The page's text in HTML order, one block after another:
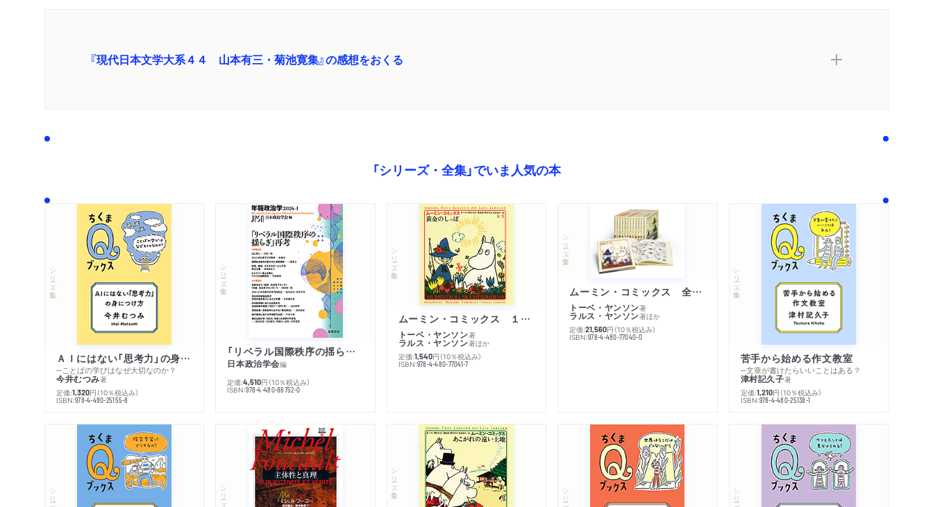
『現代日本文学大系４４ 山本有三・菊池寛集』の感想をおくる
「シリーズ・全集」でいま人気の本
シリーズ・全集
ＡＩにはない「思考力」の身につけ方
─ことばの学びはなぜ大切なのか？
今井むつみ著
定価:1,320円 （10％税込み）
ISBN:978-4-480-25155-8
シリーズ・全集
「リベラル国際秩序の揺らぎ」再考 年報政治学２０２６‐Ⅰ
日本政治学会編
定価:4,510円 （10％税込み）
ISBN:978-4-480-86752-0
シリーズ・全集
ムーミン・コミックス １ 黄金のしっぽ
トーベ・ヤンソン著
ラルス・ヤンソン著ほか
定価:1,540円 （10％税込み）
ISBN:978-4-480-77041-7
シリーズ・全集
ムーミン・コミックス 全１４巻セット
トーベ・ヤンソン著
ラルス・ヤンソン著ほか
定価:21,560円 （10％税込み）
ISBN:978-4-480-77040-0
シリーズ・全集
苦手から始める作文教室
─文章が書けたらいいことはある？
津村記久子著
定価:1,210円 （10％税込み）
ISBN:978-4-480-25138-1
シリーズ・全集 シリーズ・全集
シリーズ・全集
シリーズ・全集 シリーズ・全集